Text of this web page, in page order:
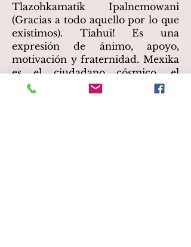
Tlazohkamatik Ipalnemowani
(Gracias a todo aquello por lo que
existimos). Tiahui! Es una
expresión de ánimo, apoyo,
motivación y fraternidad. Mexika
es el ciudadano cósmico, el
ciudadano planetario no se refiere